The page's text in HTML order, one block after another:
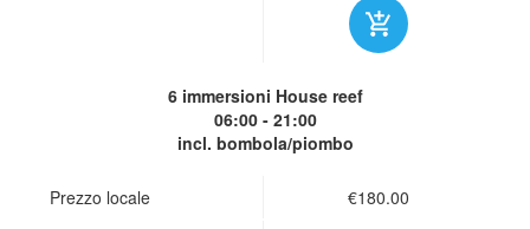
6 immersioni House reef
06:00 - 21:00
incl. bombola/piombo
Prezzo locale
€180.00